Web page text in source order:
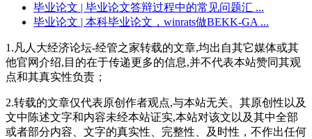
毕业论文 | 毕业论文答辩过程中的常见问题汇 ...
毕业论文 | 本科毕业论文，winrats做BEKK-GA ...
1.凡人大经济论坛-经管之家转载的文章,均出自其它媒体或其
他官网介绍,目的在于传递更多的信息,并不代表本站赞同其观
点和其真实性负责；
2.转载的文章仅代表原创作者观点,与本站无关。其原创性以及
文中陈述文字和内容未经本站证实,本站对该文以及其中全部
或者部分内容、文字的真实性、完整性、及时性，不作出任何